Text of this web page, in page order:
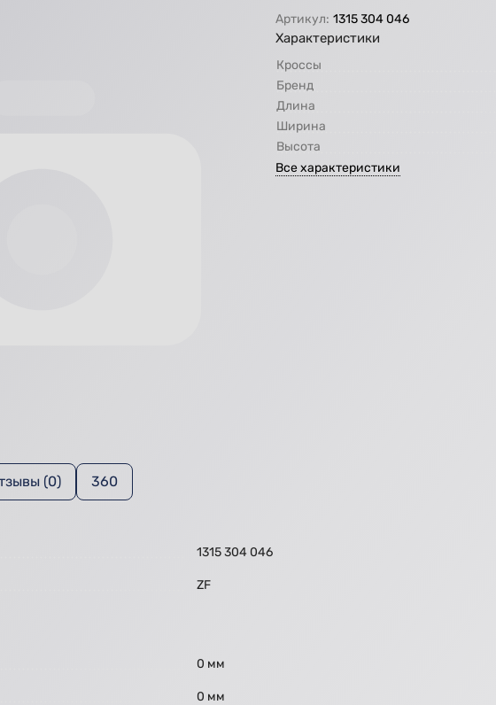
Артикул: 1315 304 046
Характеристики
Кроссы
Бренд
Длина
Ширина
Высота
Все характеристики
(0) 360
1315 304 046
ZF
0 мм
0 мм